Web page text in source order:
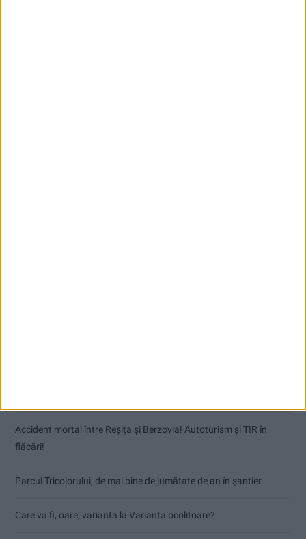
Accident mortal între Reșița și Berzovia! Autoturism și TIR în
flăcări!
Parcul Tricolorului, de mai bine de jumătate de an în șantier
Care va fi, oare, varianta la Varianta ocolitoare?